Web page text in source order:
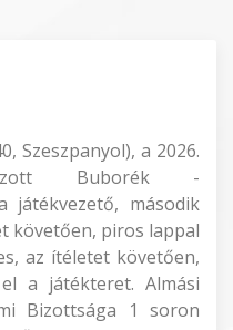
Szeszpanyol), a 2026.
Buborék -
játékvezető, második
követően, piros lappal
az ítéletet követően,
a játékteret. Almási
Bizottsága 1 soron